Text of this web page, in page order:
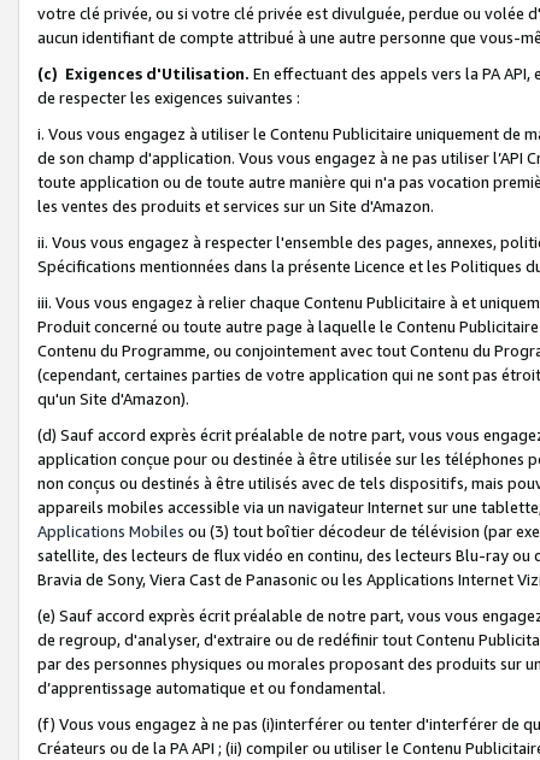
votre clé privée, ou si votre clé privée est divulguée, perdue ou volée
aucun identifiant de compte attribué à une autre personne que vous-
(c) Exigences d'Utilisation. En effectuant des appels vers la PA
de respecter les exigences suivantes :
i. Vous vous engagez à utiliser le Contenu Publicitaire uniquement de
de son champ d'application. Vous vous engagez à ne pas utiliser l’API
toute application ou de toute autre manière qui n'a pas vocation
les ventes des produits et services sur un Site d'Amazon.
ii. Vous vous engagez à respecter l'ensemble des pages, annexes,
Spécifications mentionnées dans la présente Licence et les Politiques
iii. Vous vous engagez à relier chaque Contenu Publicitaire à et
Produit concerné ou toute autre page à laquelle le Contenu
Contenu du Programme, ou conjointement avec tout Contenu du
(cependant, certaines parties de votre application qui ne sont pas
qu'un Site d'Amazon).
(d) Sauf accord exprès écrit préalable de notre part, vous vous
application conçue pour ou destinée à être utilisée sur les téléphones
non conçus ou destinés à être utilisés avec de tels dispositifs, mais
appareils mobiles accessible via un navigateur Internet sur une
Applications Mobiles ou (3) tout boîtier décodeur de télévision (par
satellite, des lecteurs de flux vidéo en continu, des lecteurs Blu-ray
Bravia de Sony, Viera Cast de Panasonic ou les Applications Internet
(e) Sauf accord exprès écrit préalable de notre part, vous vous
de regroup, d'analyser, d'extraire ou de redéfinir tout Contenu
par des personnes physiques ou morales proposant des produits sur
d’apprentissage automatique et ou fondamental.
(f) Vous vous engagez à ne pas (i)interférer ou tenter d'interférer de
Créateurs ou de la PA API ; (ii) compiler ou utiliser le Contenu